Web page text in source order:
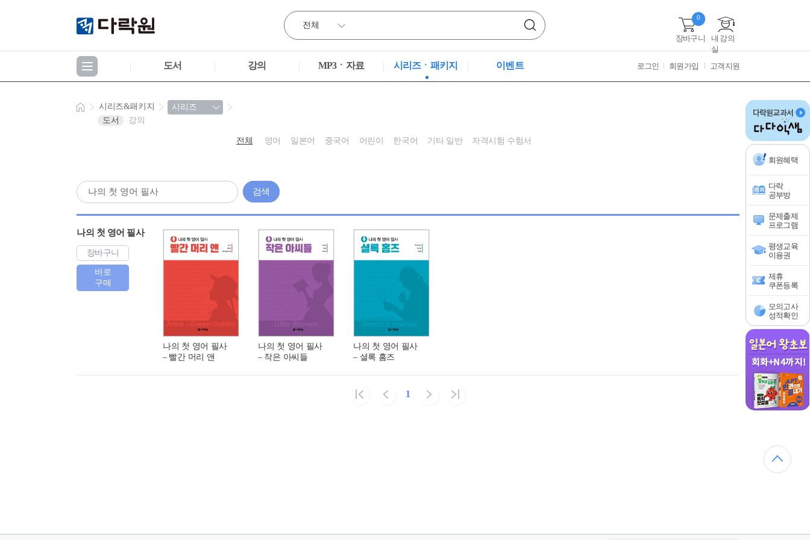
장바구니
0
내 강의
실
도서 강의 MP3ㆍ자료 시리즈ㆍ패키지 이벤트 로그인 회원가입 고객지원
회원혜택
다락
공부방
문제출제
프로그램
평생교육
이용권
제휴
쿠폰등록
모의고사
성적확인
시리즈&패키지
도서
강의
전체 영어 일본어 중국어 어린이 한국어 기타 일반 자격시험 수험서
검색
나의 첫 영어 필사
장바구니
바로
구매
나의 첫 영어 필사
– 빨간 머리 앤
나의 첫 영어 필사
– 작은 아씨들
나의 첫 영어 필사
– 셜록 홈즈
1